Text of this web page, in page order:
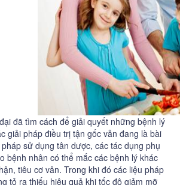
đã tìm cách để giải quyết những bệnh lý
giải pháp điều trị tận gốc vẫn đang là bài
sử dụng tân dược, các tác dụng phụ
bệnh nhân có thể mắc các bệnh lý khác
tiêu cơ vân. Trong khi đó các liệu pháp
tỏ ra thiếu hiệu quả khi tốc độ giảm mỡ